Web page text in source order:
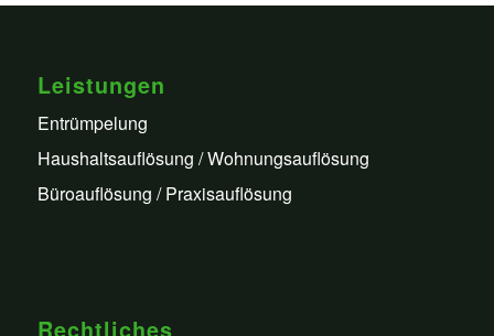
Leistungen
Entrümpelung
Haushaltsauflösung / Wohnungsauflösung
Büroauflösung / Praxisauflösung
Rechtliches